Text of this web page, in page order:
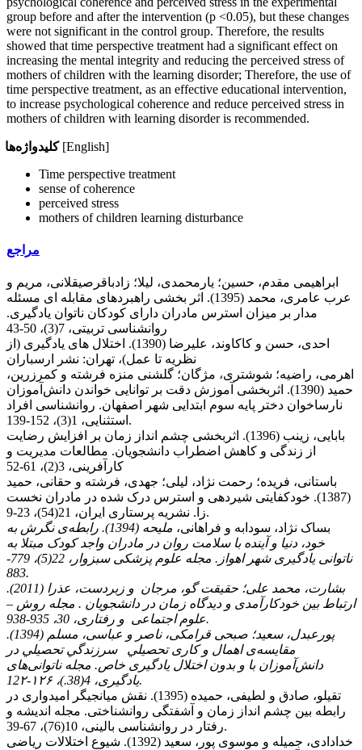
group before and after the intervention (p <0.05), but these changes
were not significant in the control group. Therefore, the results
showed that time perspective treatment had a significant effect on
increasing the mental integrity and reducing the perceived stress of
mothers of children with the learning disorder; Therefore, the use of
time perspective treatment, as an effective educational intervention,
to increase psychological coherence and reduce perceived stress in
mothers of children with learning disorder is recommended.
کلیدواژه‌ها[English]
Time perspective treatment
sense of coherence
perceived stress
mothers of children learning disturbance
مراجع
ابراهیمی مقدم، حسین؛ یارمحمدی، لیلا؛ زادباقرصیقلانی، مریم و
عرب عامری، محمد (1395). اثر بخشی راهبردهای مقابله ای مسئله
مدار بر میزان استرس مادران دارای کودکان ناتوان یادگیری.
روانشناسی تربیتی، 7(3)، 50-43
احدی، حسن و کاکاوند، علیرضا (1390). اختلال های یادگیری (از
نظریه تا عمل)، تهران: نشر ارسباران
اهرمی، راضیه؛ شوشتری، مژگان؛ گلشنی منزه فرشته و کمرزرین،
حمید (1390). اثربخشی آموزش دقت بر توانایی خواندن دانش‌آموزان
نارساخوان دختر پایه سوم ابتدایی شهر اصفهان. روانشناسی افراد
استثنایی، 1(3)، 152-139.
بابایی، زینب (1396). اﺛﺮﺑﺨﺸﯽ ﭼﺸﻢ اﻧﺪاز زﻣﺎن ﺑﺮ اﻓﺰاﯾﺶ رﺿﺎﯾﺖ
از زﻧﺪﮔﯽ و ﮐﺎﻫﺶ اﺿﻄﺮاب داﻧﺸﺠﻮﯾﺎن. مطالعات مدیریت و
کارآفرینی، 3(2)، 61-52
باستانی، فریده؛ رحمت نژاد، لیلی؛ جهدی، فرشته و حقانی، حمید
(1387). خودکفایتی شیردهی و استرس درک شده در مادران نخست
زا. نشریه پرستاری ایران، 21(54)، 23-9.
بساک نژاد، سودابه و فراهانی،
ملیحه (1394). رابطه‌ی نگرش به
خود، دنیا و آینده با سلامت روان در مادران واجد کودک مبتلا به
ناتوانی یادگیری شهر اهواز. مجله علوم پزشکی سبزوار، 22(5)، 779-
883.
بشارت، محمد علی؛ حقیقت گو، مرجان و زبردست، عذرا (2011).
ارتباط بین خودکارآمدی و دیدگاه زمان در دانشجویان . مجله روش –
علوم اجتماعی و رفتاری، 30، 935-938.
پورعبدل، سعید؛ صبحی قرامکی، ناصر و عباسی، مسلم (1394).
ﻣﻘﺎﻳﺴﻪ‌ی اﻫﻤﺎل و ﻛﺎری ﺗﺤﺼﻴﻠﻲ ﺳﺮزﻧﺪﮔﻲ ﺗﺤﺼﻴﻠﻲ در
داﻧﺶ‌آﻣﻮزان ﺑﺎ و ﺑﺪون اﺧﺘﻼل ﻳﺎدﮔﻴﺮی ﺧﺎص. مجله ناتوانی‌های
یادگیری، 4(38.)، ۱۲۶-12۲.
تقی­لو، صادق و لطیفی، حمیده (1395). نقش میانجی­گر امیدواری در
رابطه بین چشم انداز زمان و آشفتگی روان­شناختی. مجله اندیشه و
رفتار در روانشناسی بالینی، 10(76)، 67-39.
خدادادی، جمیله و موسوی پور، سعید (1392). شیوع اختلالات ریاضی